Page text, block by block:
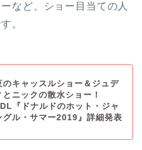
など、ショー目当ての人
。
のキャッスルショー＆ジュデ
とニックの散水ショー！
『ドナルドのホット・ジャ
グル・サマー2019』詳細発表